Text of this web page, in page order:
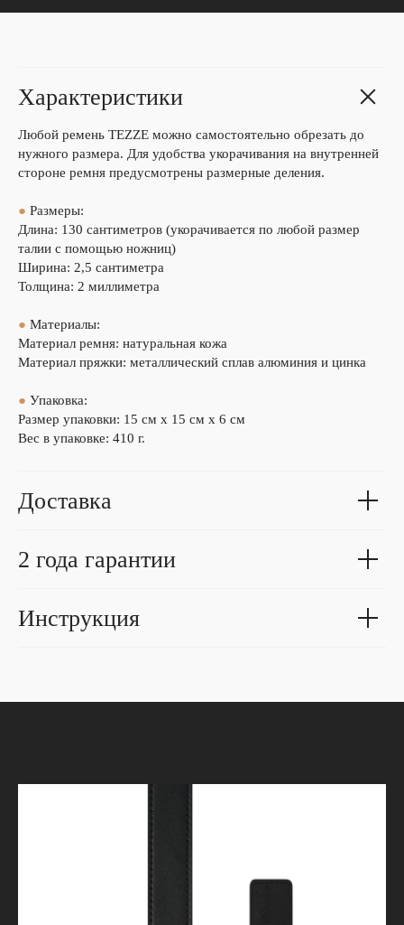
Характеристики
Любой ремень TEZZE можно самостоятельно обрезать до
нужного размера. Для удобства укорачивания на внутренней
стороне ремня предусмотрены размерные деления.
● Размеры:
Длина: 130 сантиметров (укорачивается по любой размер
талии с помощью ножниц)
Ширина: 2,5 сантиметра
Толщина: 2 миллиметра
● Материалы:
Материал ремня: натуральная кожа
Материал пряжки: металлический сплав алюминия и цинка
● Упаковка:
Размер упаковки: 15 см х 15 см х 6 см
Вес в упаковке: 410 г.
Доставка
2 года гарантии
Инструкция